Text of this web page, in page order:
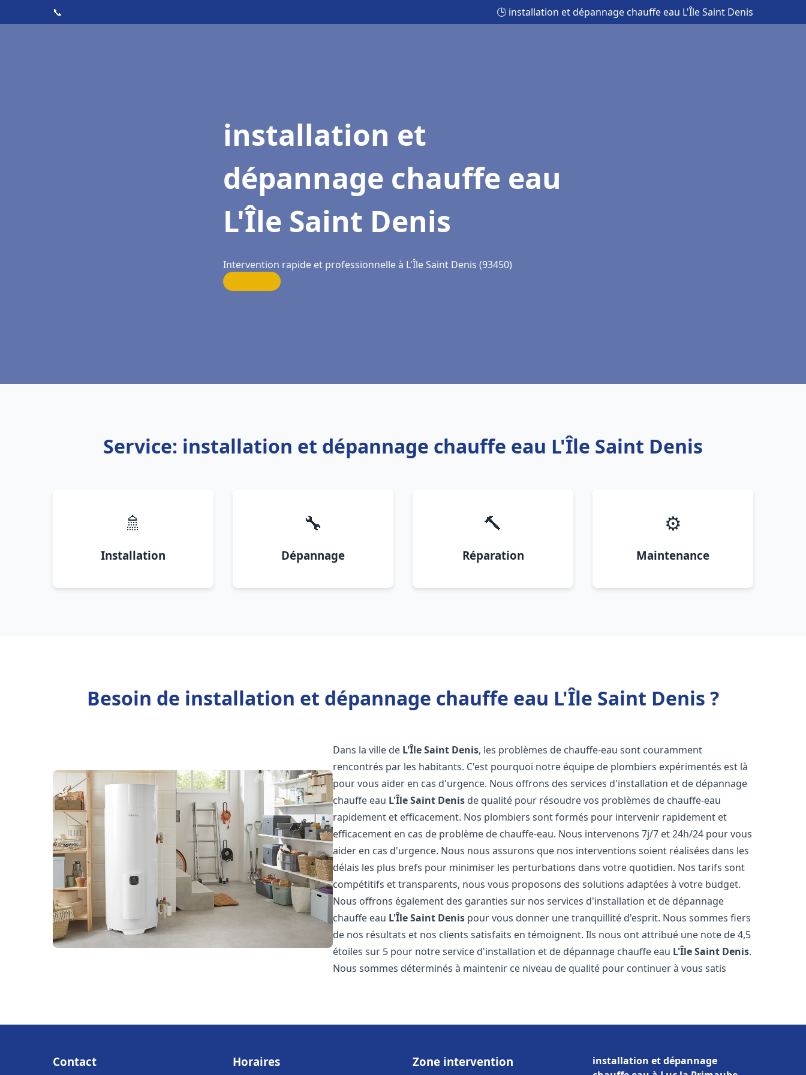
📞 🕒 installation et dépannage chauffe eau L'Île Saint Denis
installation et
dépannage chauffe eau
L'Île Saint Denis
Intervention rapide et professionnelle à L'Île Saint Denis (93450)
Service: installation et dépannage chauffe eau L'Île Saint Denis
🚿
Installation
🔧
Dépannage
🔨
Réparation
⚙️
Maintenance
Besoin de installation et dépannage chauffe eau L'Île Saint Denis ?
Dans la ville de L'Île Saint Denis, les problèmes de chauffe-eau sont couramment
rencontrés par les habitants. C'est pourquoi notre équipe de plombiers expérimentés est là
pour vous aider en cas d'urgence. Nous offrons des services d'installation et de dépannage
chauffe eau L'Île Saint Denis de qualité pour résoudre vos problèmes de chauffe-eau
rapidement et efficacement. Nos plombiers sont formés pour intervenir rapidement et
efficacement en cas de problème de chauffe-eau. Nous intervenons 7j/7 et 24h/24 pour vous
aider en cas d'urgence. Nous nous assurons que nos interventions soient réalisées dans les
délais les plus brefs pour minimiser les perturbations dans votre quotidien. Nos tarifs sont
compétitifs et transparents, nous vous proposons des solutions adaptées à votre budget.
Nous offrons également des garanties sur nos services d'installation et de dépannage
chauffe eau L'Île Saint Denis pour vous donner une tranquillité d'esprit. Nous sommes fiers
de nos résultats et nos clients satisfaits en témoignent. Ils nous ont attribué une note de 4,5
étoiles sur 5 pour notre service d'installation et de dépannage chauffe eau L'Île Saint Denis.
Nous sommes déterminés à maintenir ce niveau de qualité pour continuer à vous satis
Contact Horaires Zone intervention
installation et dépannage